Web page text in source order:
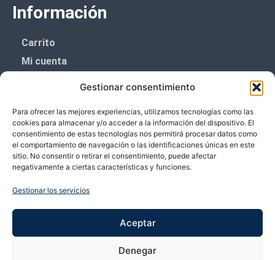
Gestionar consentimiento
Para ofrecer las mejores experiencias, utilizamos tecnologías como las
cookies para almacenar y/o acceder a la información del dispositivo. El
consentimiento de estas tecnologías nos permitirá procesar datos como
el comportamiento de navegación o las identificaciones únicas en este
sitio. No consentir o retirar el consentimiento, puede afectar
negativamente a ciertas características y funciones.
Gestionar los servicios
Aceptar
Denegar
Información
Carrito
Mi cuenta
Política de cookies (UE)
Boletín de noticias
¡¡Suscríbete y prometemos no dar mucho el
Te enviaremos sólo cosas importantes.